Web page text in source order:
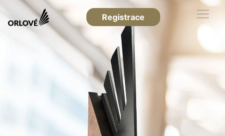
Registrace